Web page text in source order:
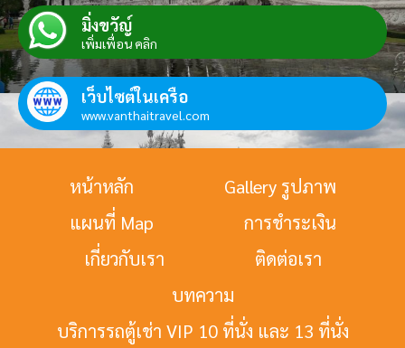
มิ่งขวัญ์
เพิ่มเพื่อน คลิก
เว็บไซต์ในเครือ
www.vanthaitravel.com
หน้าหลัก
Gallery รูปภาพ
แผนที่ Map
การชำระเงิน
เกี่ยวกับเรา
ติดต่อเรา
บทความ
บริการรถตู้เช่า VIP 10 ที่นั่ง และ 13 ที่นั่ง